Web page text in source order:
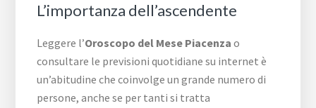
L’importanza dell’ascendente
Leggere l’Oroscopo del Mese Piacenza o
consultare le previsioni quotidiane su internet è
un’abitudine che coinvolge un grande numero di
persone, anche se per tanti si tratta